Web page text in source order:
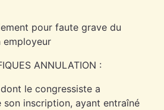
pour faute grave du
employeur
ANNULATION :
le congressiste a
son inscription, ayant entraîné